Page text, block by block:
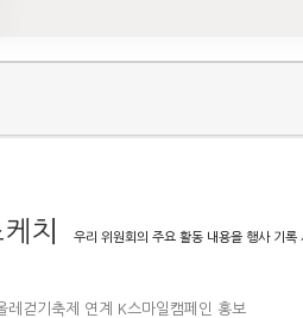
치 우리 위원회의 주요 활동 내용을 행사 기록
레걷기축제 연계 K스마일캠페인 홍보